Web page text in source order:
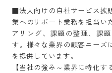
■法人向けの自社サービス拡
業へのサポート業務を担当い
アリング、課題の整理、課
す。様々な業界の顧客ニーズ
を提供しています。
【当社の強み～業界に特化